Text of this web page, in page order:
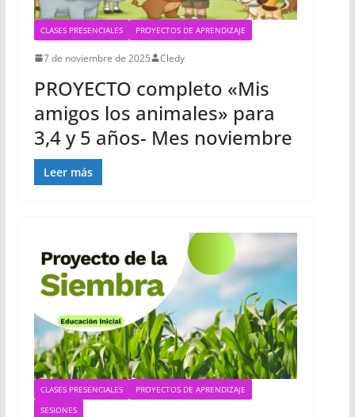
CLASES PRESENCIALES PROYECTOS DE APRENDIZAJE
7 de noviembre de 2025 Cledy
PROYECTO completo «Mis
amigos los animales» para
3,4 y 5 años- Mes noviembre
Leer más
CLASES PRESENCIALES
PROYECTOS DE APRENDIZAJE
SESIONES